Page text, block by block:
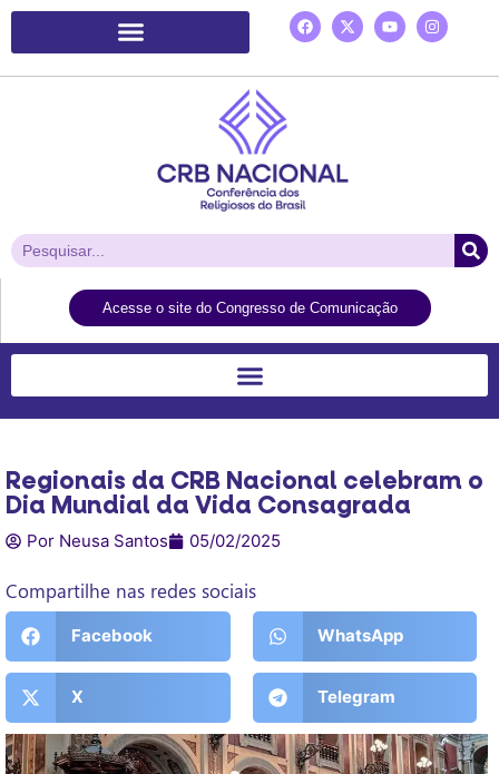
Acesse o site do Congresso de Comunicação
Regionais da CRB Nacional celebram o
Dia Mundial da Vida Consagrada
Por Neusa Santos 05/02/2025
Compartilhe nas redes sociais
Facebook WhatsApp
X Telegram